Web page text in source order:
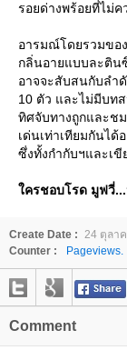
รอยด่างพร้อยที่ไม่
อารมณ์โดยรวมขอ
กลิ่นอายแบบละติน
อาจจะสับสนกับลำ
10 ตัว และไม่มีบท
ทิศจับทางถูกและช
เด่นเท่าเทียมกันได้
ซึ่งทั้งกำกับฯและเขี
ครชอบโรด มูฟวี่...
Create Date : 24 ตุลา
Counter :
Pageviews.
Comment